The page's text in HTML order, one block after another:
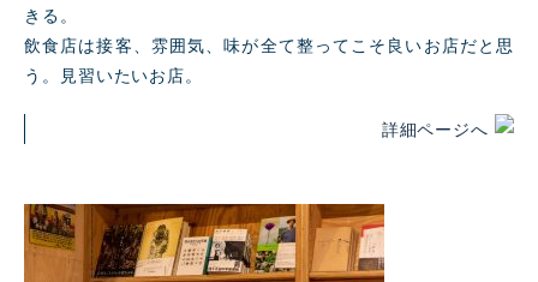
きる。
飲⻝店は接客、雰囲気、味が全て整ってこそ良いお店だと思
う。見習いたいお店。
詳細ページへ